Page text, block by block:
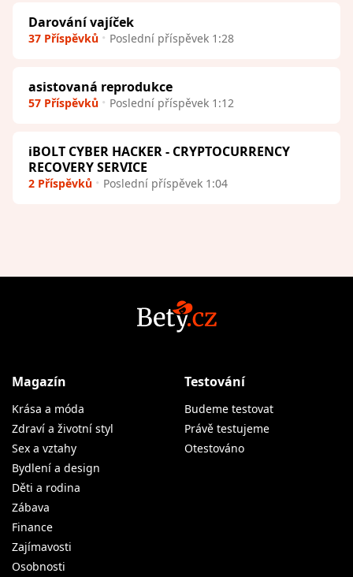
Darování vajíček
37 Příspěvků Poslední příspěvek 1:28
asistovaná reprodukce
57 Příspěvků Poslední příspěvek 1:12
iBOLT CYBER HACKER - CRYPTOCURRENCY
RECOVERY SERVICE
2 Příspěvků Poslední příspěvek 1:04
Magazín
Krása a móda
Zdraví a životní styl
Sex a vztahy
Bydlení a design
Děti a rodina
Zábava
Finance
Zajímavosti
Osobnosti
Testování
Budeme testovat
Právě testujeme
Otestováno